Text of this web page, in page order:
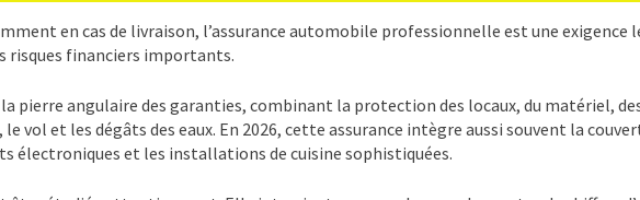
en cas de livraison, l’assurance automobile professionnelle est une exigence
risques financiers importants.
pierre angulaire des garanties, combinant la protection des locaux, du matériel,
vol et les dégâts des eaux. En 2026, cette assurance intègre aussi souvent la
et les installations de cuisine sophistiquées.